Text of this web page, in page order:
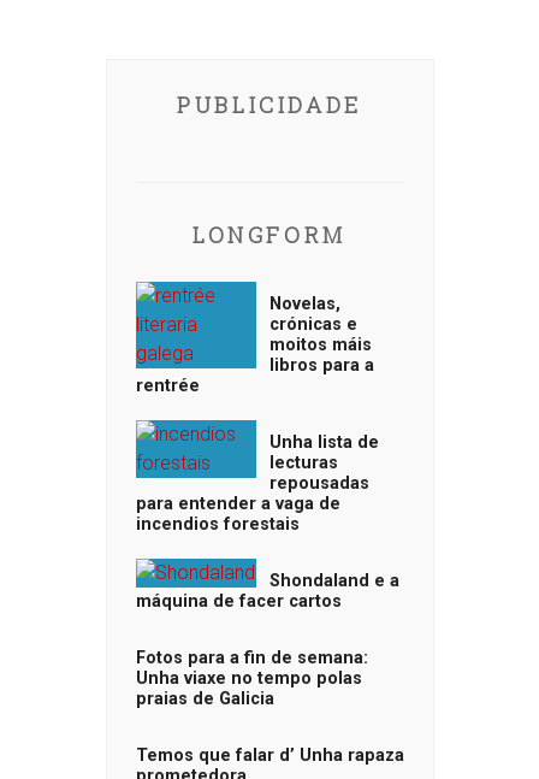
PUBLICIDADE
LONGFORM
Novelas,
crónicas e
moitos máis
libros para a
rentrée
Unha lista de
lecturas
repousadas
para entender a vaga de
incendios forestais
Shondaland e a
máquina de facer cartos
Fotos para a fin de semana:
Unha viaxe no tempo polas
praias de Galicia
Temos que falar d’ Unha rapaza